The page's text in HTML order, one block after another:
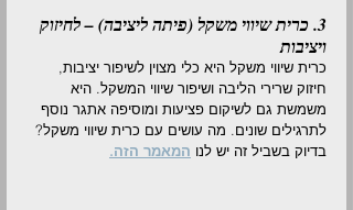
3. כרית שיווי משקל (פיתה ליציבה) – לחיזוק
ויציבות
כרית שיווי משקל היא כלי מצוין לשיפור יציבות,
חיזוק שרירי הליבה ושיפור שיווי המשקל. היא
משמשת גם לשיקום פציעות ומוסיפה אתגר נוסף
לתרגילים שונים. מה עושים עם כרית שיווי משקל?
בדיוק בשביל זה יש לנו המאמר הזה.